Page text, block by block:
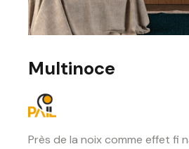
Multinoce
Près de la noix comme effet fi